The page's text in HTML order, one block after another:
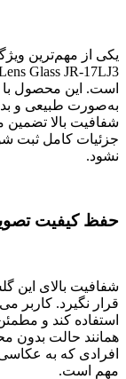
به‌صورت طبیعی و
شفافیت بالا تضمین
جزئیات کامل ثبت
نشود.
حفظ کیفیت
شفافیت بالای این
استفاده کند و
همانند حالت بدون
افرادی که به
مهم است.